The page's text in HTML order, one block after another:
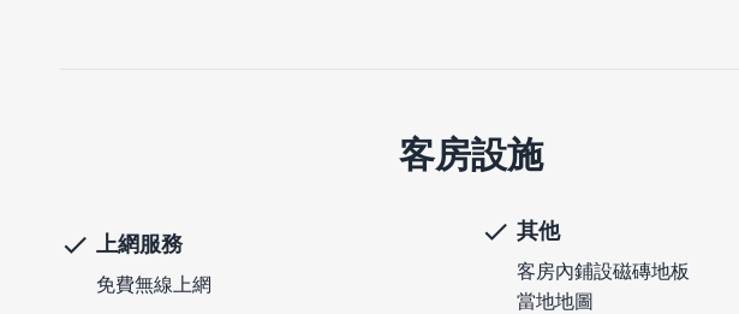
客房設施
上網服務
免費無線上網
其他
客房內鋪設磁磚地板
當地地圖